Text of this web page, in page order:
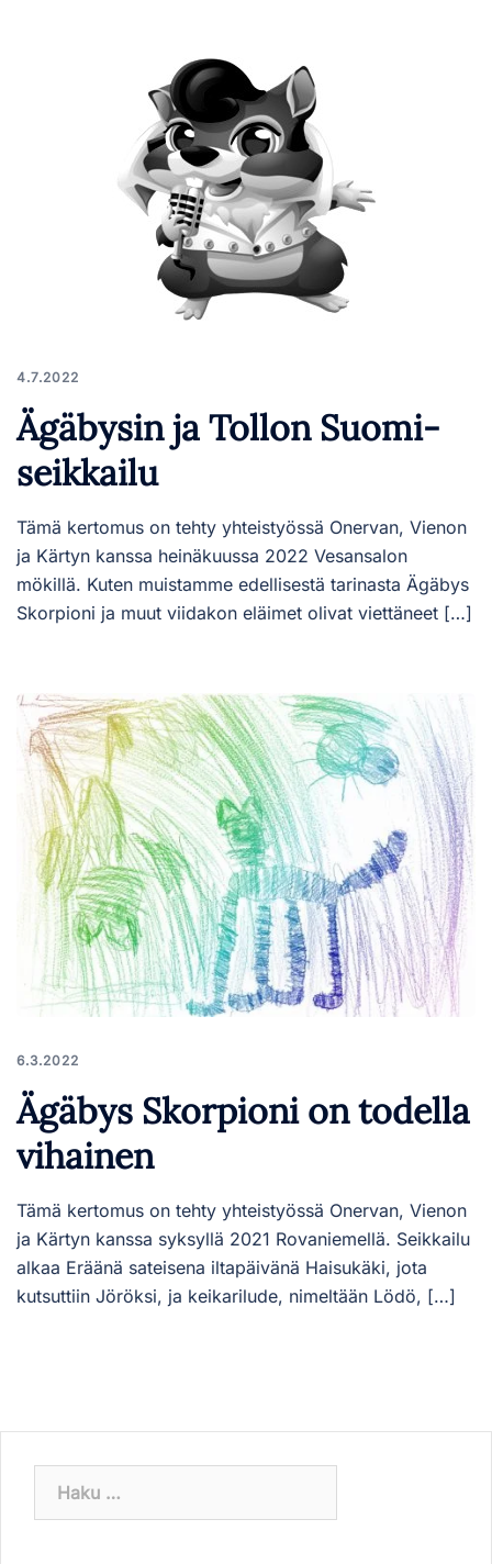
4.7.2022
Ägäbysin ja Tollon Suomi-
seikkailu
Tämä kertomus on tehty yhteistyössä Onervan, Vienon
ja Kärtyn kanssa heinäkuussa 2022 Vesansalon
mökillä. Kuten muistamme edellisestä tarinasta Ägäbys
Skorpioni ja muut viidakon eläimet olivat viettäneet […]
6.3.2022
Ägäbys Skorpioni on todella
vihainen
Tämä kertomus on tehty yhteistyössä Onervan, Vienon
ja Kärtyn kanssa syksyllä 2021 Rovaniemellä. Seikkailu
alkaa Eräänä sateisena iltapäivänä Haisukäki, jota
kutsuttiin Jöröksi, ja keikarilude, nimeltään Lödö, […]